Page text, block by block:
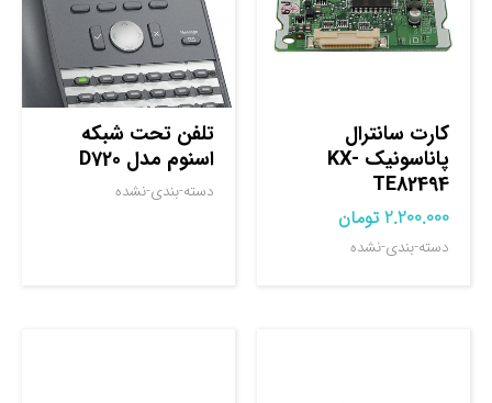
کارت سانترال
پاناسونیک KX-
TE82494
2.200.000 تومان
دسته-بندی-نشده
تلفن تحت شبکه
اسنوم مدل D720
دسته-بندی-نشده